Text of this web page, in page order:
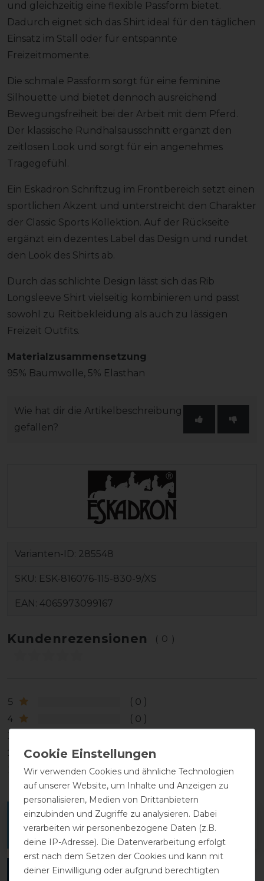
und gleichzeitig eine flexible Passform bietet.
Dadurch eignet sich das Shirt ideal für den täglichen
Einsatz im Stall oder für entspannte
Freizeitmomente.
Die schmale Passform sorgt für eine feminine
Silhouette und bietet dennoch ausreichend
Bewegungsfreiheit bei der Arbeit mit dem Pferd.
Der klassische Rundhalsausschnitt ergänzt den
zeitlosen Look und sorgt für ein angenehmes
Tragegefühl.
Ein Eskadron Schriftzug im Frontbereich setzt einen
sportlichen Akzent und unterstreicht den Charakter
der Classic Sports Kollektion. Auf der Rückseite
ergänzt ein dezentes Label das Design und rundet
den Look des Shirts ab.
Durch das schlichte Design lässt sich das Rib
Longsleeve Shirt vielseitig kombinieren und passt
sowohl zu Reitbekleidung als auch zu lässigen
Freizeit Outfits.
Materialzusammensetzung
95% Baumwolle, 5% Elasthan
Wie hat dir die Artikelbeschreibung
gefallen?
Varianten-ID: 285548
SKU: ESK-816076-115-830-9/XS
EAN: 4065973099167
Kundenrezensionen (0)
5
0
4
0
3
2
0
1
0
Melde dich an, um eine Kundenrezension zu
verfassen.
ANMELDEN
Wir verwenden Cookies und ähnliche Technologien
auf unserer Website, um Inhalte und Anzeigen zu
personalisieren, Medien von Drittanbietern
einzubinden und Zugriffe zu analysieren. Dabei
verarbeiten wir personenbezogene Daten (z.B.
deine IP-Adresse). Die Datenverarbeitung erfolgt
erst nach dem Setzen der Cookies und kann mit
deiner Einwilligung oder aufgrund berechtigten